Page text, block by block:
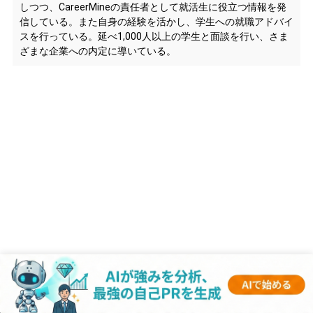
しつつ、CareerMineの責任者として就活生に役立つ情報を発
信している。また自身の経験を活かし、学生への就職アドバイ
スを行っている。延べ1,000人以上の学生と面談を行い、さま
ざまな企業への内定に導いている。